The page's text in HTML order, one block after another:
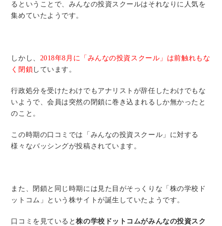
るということで、みんなの投資スクールはそれなりに人気を
集めていたようです。
しかし、 2018年8月に「みんなの投資スクール」は前触れもな
く閉鎖 しています。
行政処分を受けたわけでもアナリストが辞任したわけでもな
いようで、会員は突然の閉鎖に巻き込まれるしか無かったと
のこと。
この時期の口コミでは「みんなの投資スクール」に対する
様々なバッシングが投稿されています。
また、閉鎖と同じ時期には見た目がそっくりな「株の学校ド
ットコム」という株サイトが誕生していたようです。
口コミを見ていると株の学校ドットコムがみんなの投資スク